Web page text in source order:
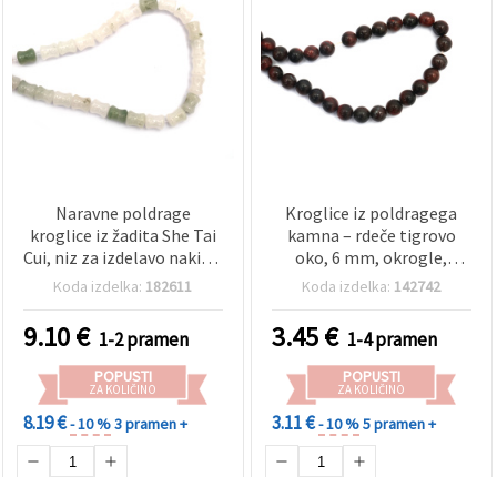
Naravne poldrage
kroglice iz žadita She Tai
Cui, niz za izdelavo nakita,
razred A, 10x12 mm, pribl.
Koda izdelka: 182611
9.10€ 1-2 pramen
POPUSTI
ZA KOLIČINO
8.19 €- 10 %3 pramen +
Kroglice iz poldragega
kamna – rdeče tigrovo
oko, 6 mm, okrogle,
polirane, temno rdeče/
na nizu, za izdelavo
nakita, zapestnic in ogrlic
Koda izdelka: 142742
3.45€ 1-4 pramen
POPUSTI
ZA KOLIČINO
3.11 €- 10 %5 pramen +